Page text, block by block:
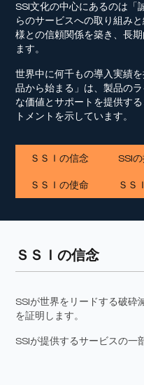
SSI文化の中心にあるのは「
らのサービスへの取り組み
様との信頼関係を築き、長
ます。
世界中に何千もの導入実績
品から始まる」は、製品の
な価値とサポートを提供す
トメントを示しています。
ＳＳＩの信念 SSI
ＳＳＩの使命 ＳＳ
ＳＳＩの信念
SSIが世界をリードする破砕
を証明します。
SSIが提供するサービスの一